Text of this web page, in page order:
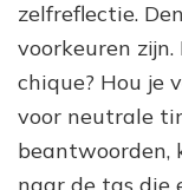
zelfreflectie.
voorkeuren
chique? Hou je
voor neutrale
beantwoorden,
naar de tas die